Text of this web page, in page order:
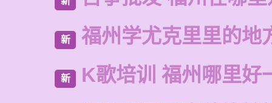
新 福州学尤克里里的地
新 K歌培训 福州哪里好